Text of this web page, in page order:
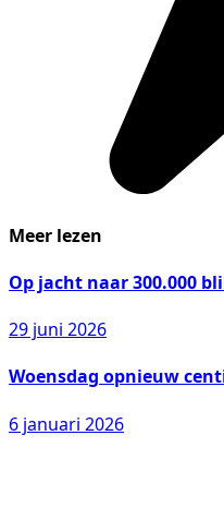
Meer lezen
Op jacht naar 300.000
29 juni 2026
Woensdag opnieuw
6 januari 2026